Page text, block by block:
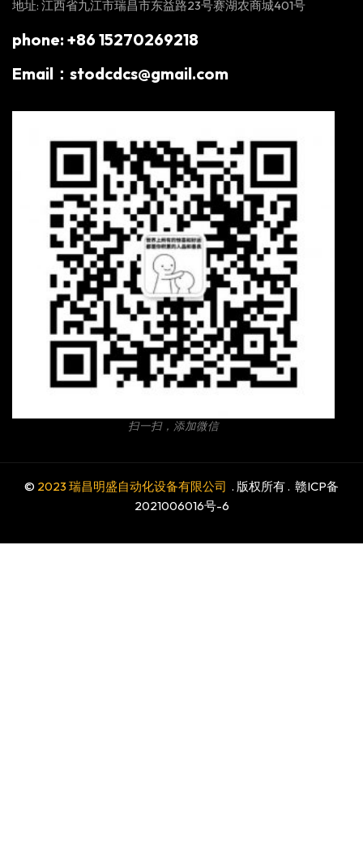
地址: 江西省九江市瑞昌市东益路23号赛湖农商城401号
phone: +86 15270269218
Email：stodcdcs@gmail.com
扫一扫，添加微信
© 2023 瑞昌明盛自动化设备有限公司 . 版权所有 . 赣ICP备
2021006016号-6